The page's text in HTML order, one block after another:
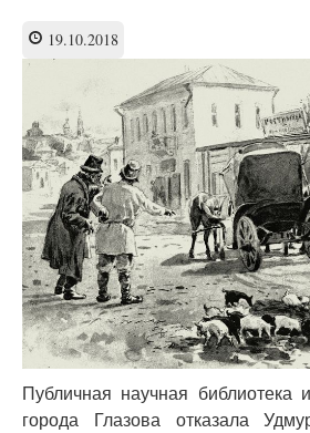
19.10.2018
Публичная научная
города Глазова отказала